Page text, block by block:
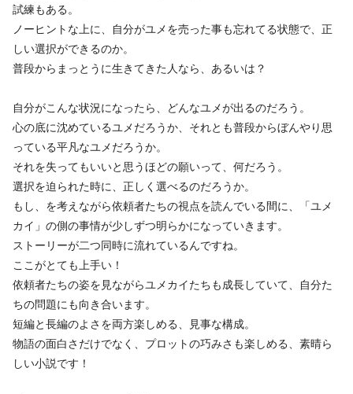
試練もある。
ノーヒントな上に、自分がユメを売った事も忘れてる状態で、正
しい選択ができるのか。
普段からまっとうに生きてきた人なら、あるいは？
自分がこんな状況になったら、どんなユメが出るのだろう。
心の底に沈めているユメだろうか、それとも普段からぼんやり思
っている平凡なユメだろうか。
それを失ってもいいと思うほどの願いって、何だろう。
選択を迫られた時に、正しく選べるのだろうか。
もし、を考えながら依頼者たちの視点を読んでいる間に、「ユメ
カイ」の側の事情が少しずつ明らかになっていきます。
ストーリーが二つ同時に流れているんですね。
ここがとても上手い！
依頼者たちの姿を見ながらユメカイたちも成長していて、自分た
ちの問題にも向き合います。
短編と長編のよさを両方楽しめる、見事な構成。
物語の面白さだけでなく、プロットの巧みさも楽しめる、素晴ら
しい小説です！